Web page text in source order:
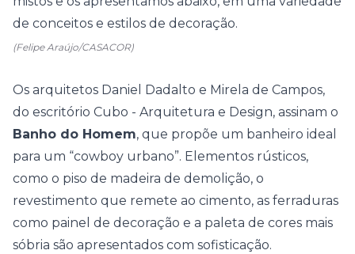
de conceitos e estilos de decoração.
(Felipe Araújo/CASACOR)
Os arquitetos Daniel Dadalto e Mirela de Campos,
do escritório Cubo - Arquitetura e Design, assinam o
Banho do Homem, que propõe um banheiro ideal
para um “cowboy urbano”. Elementos rústicos,
como o piso de madeira de demolição, o
revestimento que remete ao cimento, as ferraduras
como painel de decoração e a paleta de cores mais
sóbria são apresentados com sofisticação.